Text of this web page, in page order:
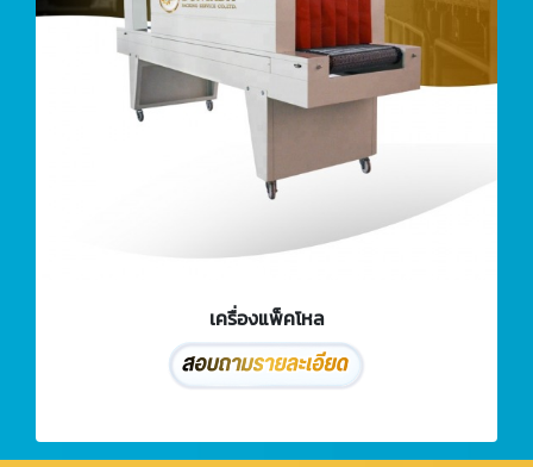
เครื่องแพ็คโหล